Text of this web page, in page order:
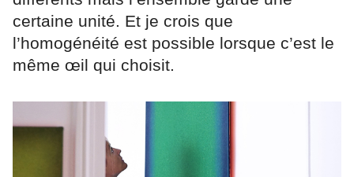
certaine unité. Et je crois que
l’homogénéité est possible lorsque c’est le
même œil qui choisit.